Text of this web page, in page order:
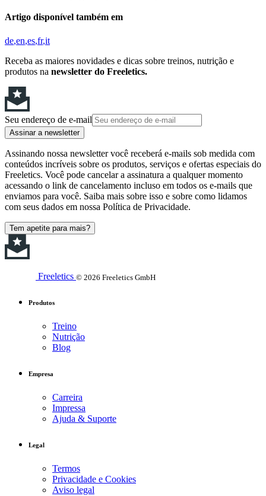
Artigo disponível também em
de en es fr it
Receba as maiores novidades e dicas sobre treinos, nutrição e
produtos na newsletter do Freeletics.
Seu endereço de e-mail
Assinar a newsletter
Assinando nossa newsletter você receberá e-mails sob medida com
conteúdos incríveis sobre os produtos, serviços e ofertas especiais do
Freeletics. Você pode cancelar a assinatura a qualquer momento
acessando o link de cancelamento incluso em todos os e-mails que
enviamos para você. Saiba mais sobre isso e sobre como lidamos
com seus dados em nossa Política de Privacidade.
Tem apetite para mais?
Freeletics © 2026 Freeletics GmbH
Produtos
Treino
Nutrição
Blog
Empresa
Carreira
Impressa
Ajuda & Suporte
Legal
Termos
Privacidade e Cookies
Aviso legal